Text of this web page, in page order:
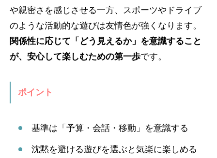
や親密さを感じさせる一方、スポーツやドライブ
のような活動的な遊びは友情色が強くなります。
関係性に応じて「どう見えるか」を意識すること
が、安心して楽しむための第一歩です。
ポイント
基準は「予算・会話・移動」を意識する
沈黙を避ける遊びを選ぶと気楽に楽しめる